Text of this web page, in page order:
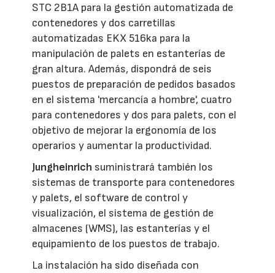
STC 2B1A para la gestión automatizada de
contenedores y dos carretillas
automatizadas EKX 516ka para la
manipulación de palets en estanterías de
gran altura. Además, dispondrá de seis
puestos de preparación de pedidos basados
en el sistema 'mercancía a hombre', cuatro
para contenedores y dos para palets, con el
objetivo de mejorar la ergonomía de los
operarios y aumentar la productividad.
Jungheinrich suministrará también los
sistemas de transporte para contenedores
y palets, el software de control y
visualización, el sistema de gestión de
almacenes (WMS), las estanterías y el
equipamiento de los puestos de trabajo.
La instalación ha sido diseñada con